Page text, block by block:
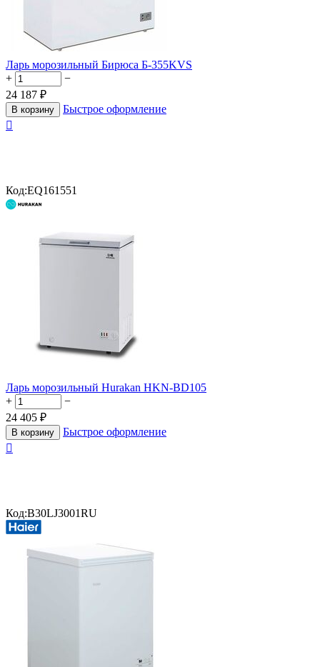
Ларь морозильный Бирюса Б-355KVS
+
−
24 187 ₽
В корзину
Быстрое оформление

Код:EQ161551
Ларь морозильный Hurakan HKN-BD105
+
−
24 405 ₽
В корзину
Быстрое оформление

Код:B30LJ3001RU